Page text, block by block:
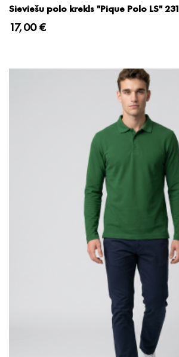
Sieviešu polo krekls "Pique Polo LS" 231
17,00 €